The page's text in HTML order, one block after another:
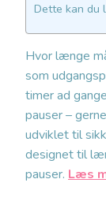
Dette kan du
Hvor længe
som
timer ad
pauser –
udviklet til
designet til
pauser. Læs